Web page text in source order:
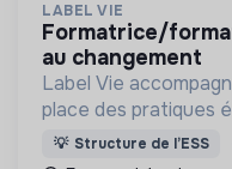
LABEL VIE
formatrice/formateur - accompagnement
au changement
Label Vie
place des pratiques
assistants
💡 Structure de l’ESS